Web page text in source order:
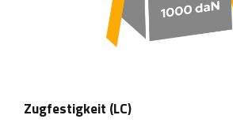
Zugfestigkeit (LC)